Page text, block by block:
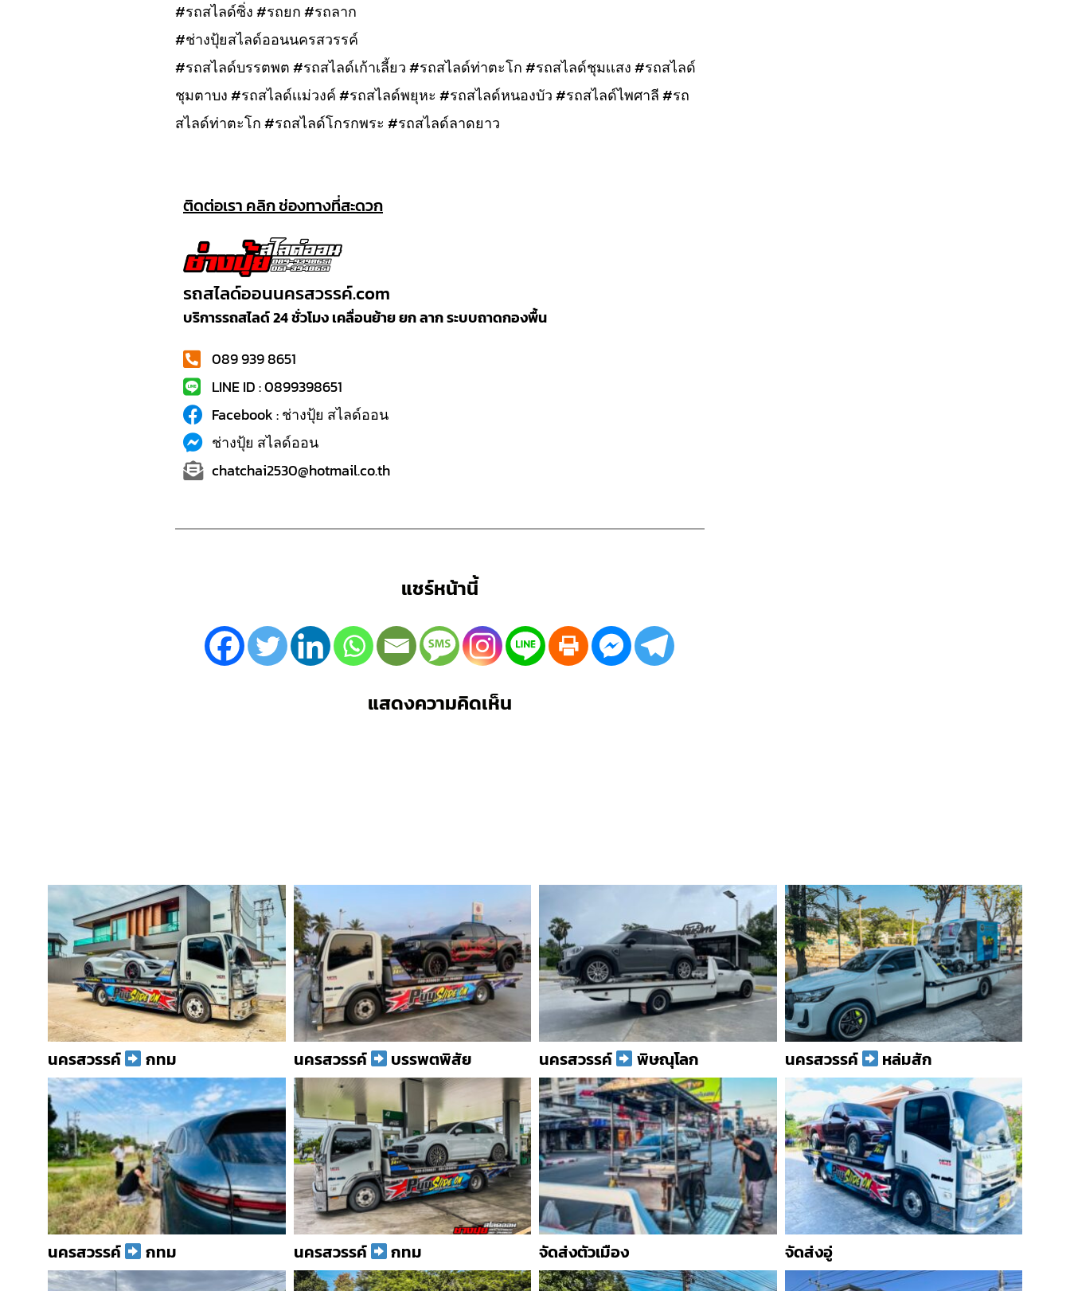
#รถสไลด์ซิ่ง #รถยก #รถลาก
#ช่างปุ้ยสไลด์ออนนครสวรรค์
#รถสไลด์บรรตพต #รถสไลด์เก้าเลี้ยว #รถสไลด์ท่าตะโก #รถสไลด์ชุมเเสง #รถสไลด์
ชุมตาบง #รถสไลด์เเม่วงค์ #รถสไลด์พยุหะ #รถสไลด์หนองบัว #รถสไลด์ไพศาลี #รถ
สไลด์ท่าตะโก #รถสไลด์โกรกพระ #รถสไลด์ลาดยาว
ติดต่อเรา คลิก ช่องทางที่สะดวก
รถสไลด์ออนนครสวรรค์.com
บริการรถสไลด์ 24 ชั่วโมง เคลื่อนย้าย ยก ลาก ระบบถาดกองพื้น
089 939 8651
LINE ID : 0899398651
Facebook : ช่างปุ้ย สไลด์ออน
ช่างปุ้ย สไลด์ออน
chatchai2530@hotmail.co.th
แชร์หน้านี้
แสดงความคิดเห็น
นครสวรรค์ กทม นครสวรรค์ บรรพตพิสัย นครสวรรค์ พิษณุโลก นครสวรรค์ หล่มสัก
นครสวรรค์ กทม นครสวรรค์ กทม จัดส่งตัวเมือง จัดส่งอู่